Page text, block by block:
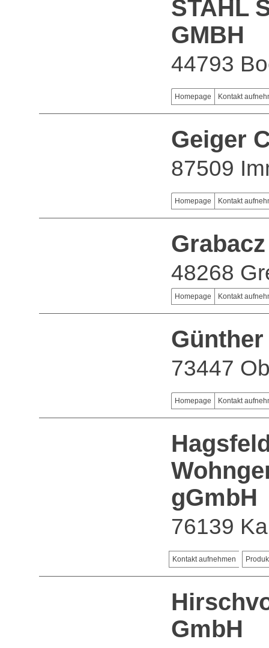
STAHL
GMBH
44793
Homepage Kontakt
Geiger
87509
Homepage Kontakt
48268
Homepage Kontakt
73447
Homepage Kontakt
gGmbH
76139
Kontakt aufnehmen
GmbH